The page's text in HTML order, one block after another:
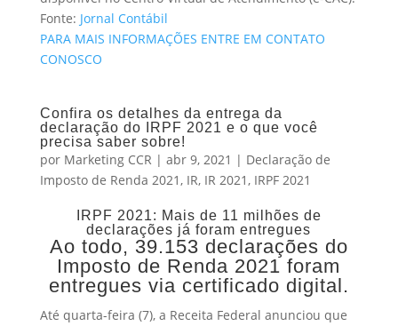
Fonte: Jornal Contábil
PARA MAIS INFORMAÇÕES ENTRE EM CONTATO
CONOSCO
Confira os detalhes da entrega da
declaração do IRPF 2021 e o que você
precisa saber sobre!
por Marketing CCR | abr 9, 2021 | Declaração de
Imposto de Renda 2021, IR, IR 2021, IRPF 2021
IRPF 2021: Mais de 11 milhões de
declarações já foram entregues
Ao todo, 39.153 declarações do
Imposto de Renda 2021 foram
entregues via certificado digital.
Até quarta-feira (7), a Receita Federal anunciou que